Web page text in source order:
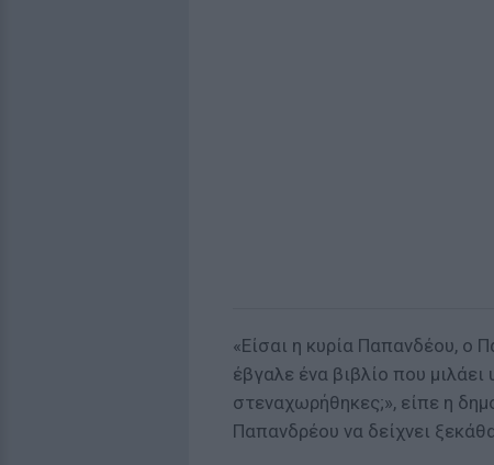
«Είσαι η κυρία Παπανδέου, ο
έβγαλε ένα βιβλίο που μιλάει
στεναχωρήθηκες;», είπε η
Παπανδρέου να δείχνει